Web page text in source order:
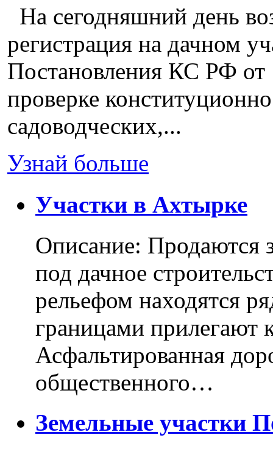
На сегодняшний день
регистрация на дачном
Постановления КС РФ
проверке
садоводческих,...
Узнай больше
Участки в Ахтырке
Описание: Продаются
под дачное
рельефом находятся
границами прилегают
Асфальтированная
общественного…
Земельные участки